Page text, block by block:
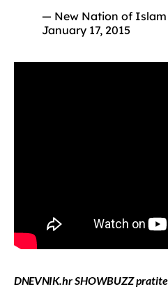
— New Nation of
January 17, 2015
DNEVNIK.hr SHOWBUZZ